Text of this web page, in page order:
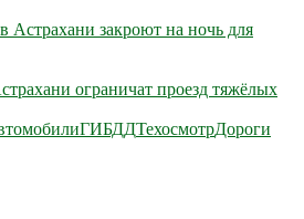
Астрахани закроют на ночь для
ограничат проезд тяжёлых
ГИБДДТехосмотрДороги